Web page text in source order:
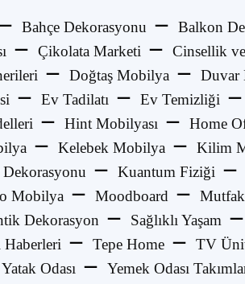
Bahçe Dekorasyonu Balkon
Çikolata Marketi Cinsellik
Doğtaş Mobilya Duvar
Ev Tadilatı Ev Temizliği
Hint Mobilyası Home
Kelebek Mobilya Kilim
Kuantum Fiziği
Mobilya Moodboard Mutfak
Dekorasyon Sağlıklı Yaşam
Tepe Home TV
Yatak Odası Yemek Odası